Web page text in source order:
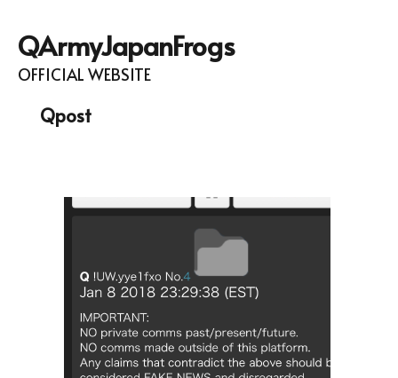
QArmyJapanFrogs
OFFICIAL WEBSITE
Qpost